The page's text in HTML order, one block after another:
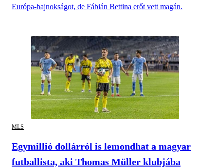
Európa-bajnokságot, de Fábián Bettina erőt vett magán.
MLS
Egymillió dollárról is lemondhat a magyar
futballista, aki Thomas Müller klubjába